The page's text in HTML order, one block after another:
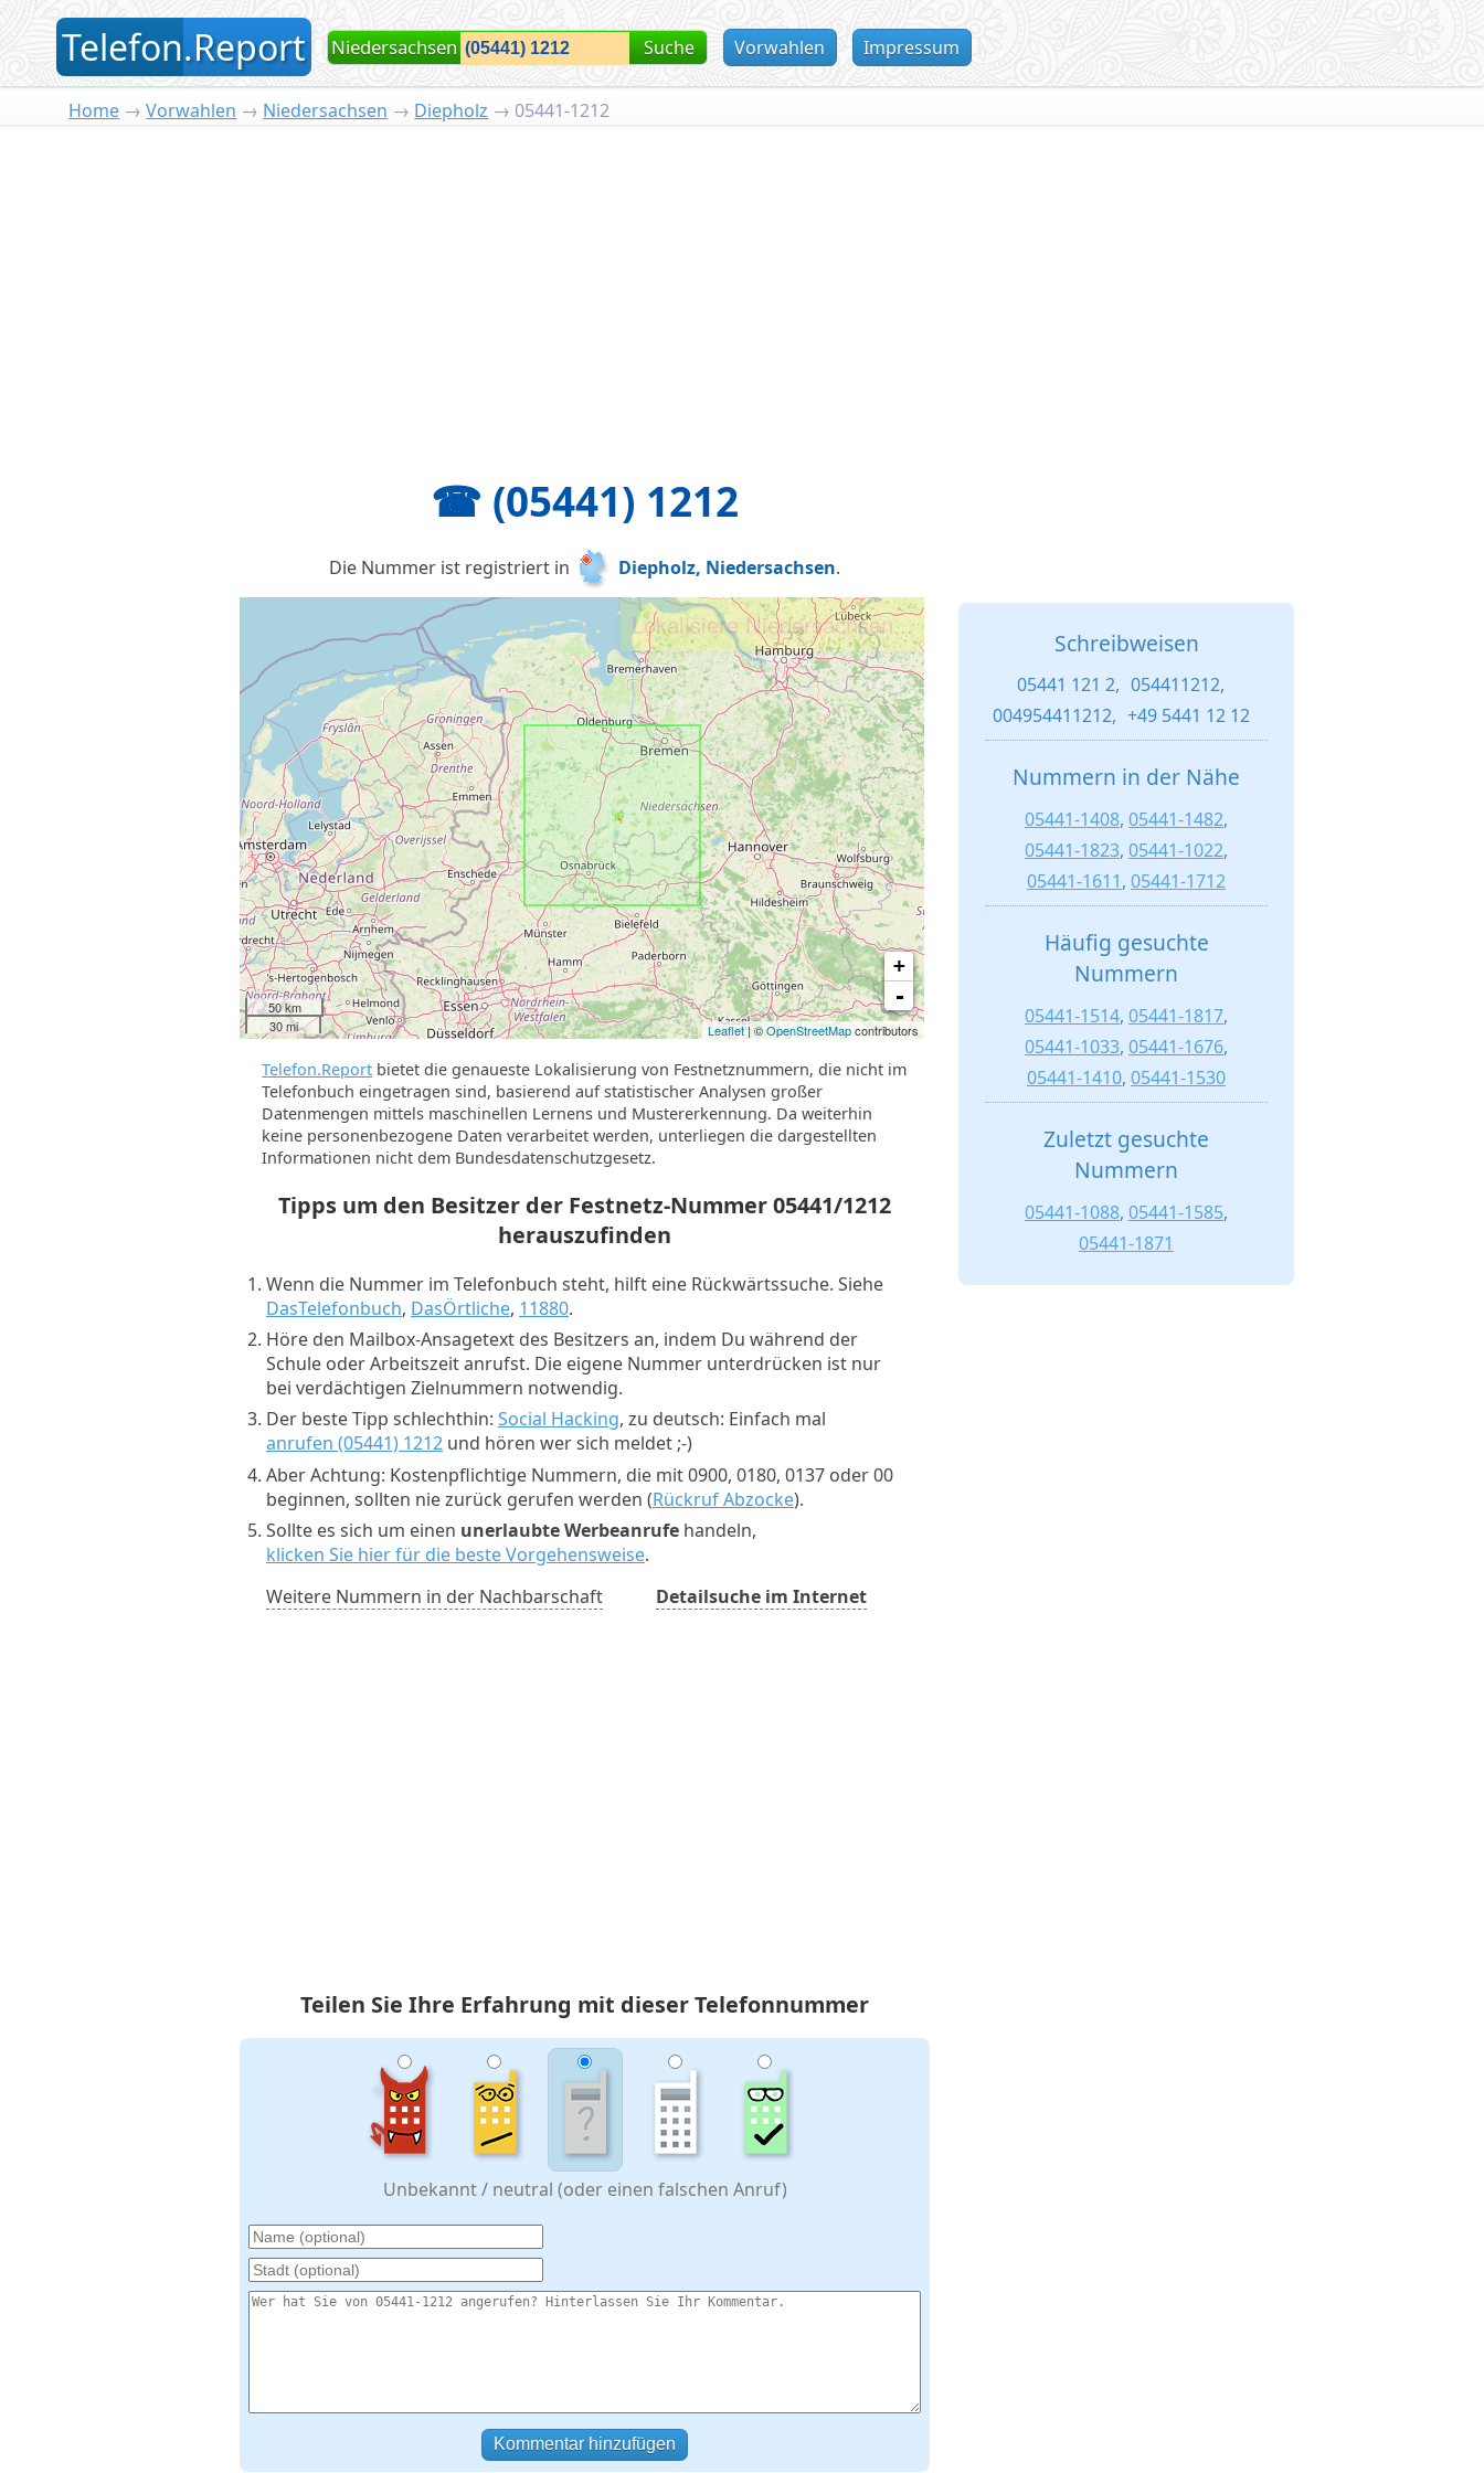
Telefon.Report Niedersachsen Suche Vorwahlen Impressum
Home →Vorwahlen → Niedersachsen → Diepholz → 05441-1212
☎ (05441) 1212
Die Nummer ist registriert in Diepholz, Niedersachsen.
50 km
30 mi
+
-
Leaflet| ©OpenStreetMapcontributors
Lokalisiere Niedersachsen...
Telefon.Report bietet die genaueste Lokalisierung von Festnetznummern, die nicht im
Telefonbuch eingetragen sind, basierend auf statistischer Analysen großer
Datenmengen mittels maschinellen Lernens und Mustererkennung. Da weiterhin
keine personenbezogene Daten verarbeitet werden, unterliegen die dargestellten
Informationen nicht dem Bundesdatenschutzgesetz.
Tipps um den Besitzer der Festnetz-Nummer05441/1212
herauszufinden
Wenn die Nummer im Telefonbuch steht, hilft eine Rückwärtssuche. Siehe
DasTelefonbuch, DasÖrtliche, 11880.
Höre den Mailbox-Ansagetext des Besitzers an, indem Du während der
Schule oder Arbeitszeit anrufst. Die eigene Nummer unterdrücken ist nur
bei verdächtigen Zielnummern notwendig.
Der beste Tipp schlechthin: Social Hacking, zu deutsch: Einfach mal
anrufen (05441) 1212 und hören wer sich meldet ;-)
Aber Achtung: Kostenpflichtige Nummern, die mit 0900, 0180, 0137 oder 00
beginnen, sollten nie zurück gerufen werden (Rückruf Abzocke).
Sollte es sich um einen unerlaubte Werbeanrufe handeln,
klicken Sie hier für die beste Vorgehensweise.
Weitere Nummern in der Nachbarschaft
Detailsuche im Internet
Teilen Sie Ihre Erfahrung mit dieser Telefonnummer
Unbekannt / neutral (oder einen falschen Anruf)
Kommentar hinzufügen
Schreibweisen
05441 121 2, 054411212,
004954411212, +49 5441 12 12
Nummern in der Nähe
05441-1408, 05441-1482,
05441-1823, 05441-1022,
05441-1611, 05441-1712
Häufig gesuchte
Nummern
05441-1514, 05441-1817,
05441-1033, 05441-1676,
05441-1410, 05441-1530
Zuletzt gesuchte
Nummern
05441-1088, 05441-1585,
05441-1871